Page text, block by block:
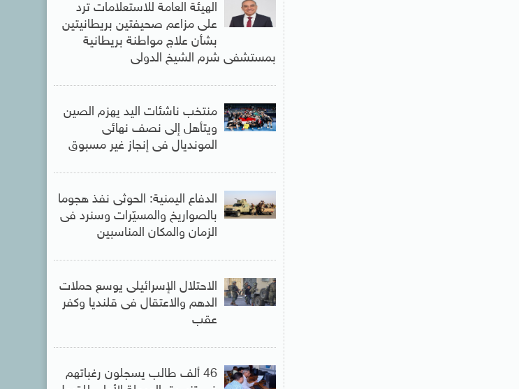
الهيئة العامة للاستعلامات ترد
على مزاعم صحيفتين بريطانيتين
بشأن علاج مواطنة بريطانية
بمستشفى شرم الشيخ الدولى
منتخب ناشئات اليد يهزم الصين
ويتأهل إلى نصف نهائى
المونديال فى إنجاز غير مسبوق
الدفاع اليمنية: الحوثى نفذ هجوما
بالصواريخ والمسيّرات وسنرد فى
الزمان والمكان المناسبين
الاحتلال الإسرائيلى يوسع حملات
الدهم والاعتقال فى قلنديا وكفر
عقب
46 ألف طالب يسجلون رغباتهم